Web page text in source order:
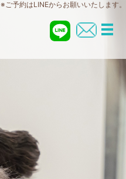
※ご予約はLINEからお願いいたします。
メ